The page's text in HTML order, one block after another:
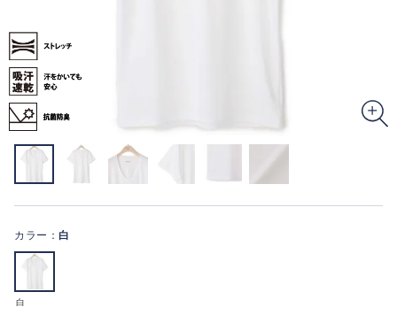
カラー： 白
白